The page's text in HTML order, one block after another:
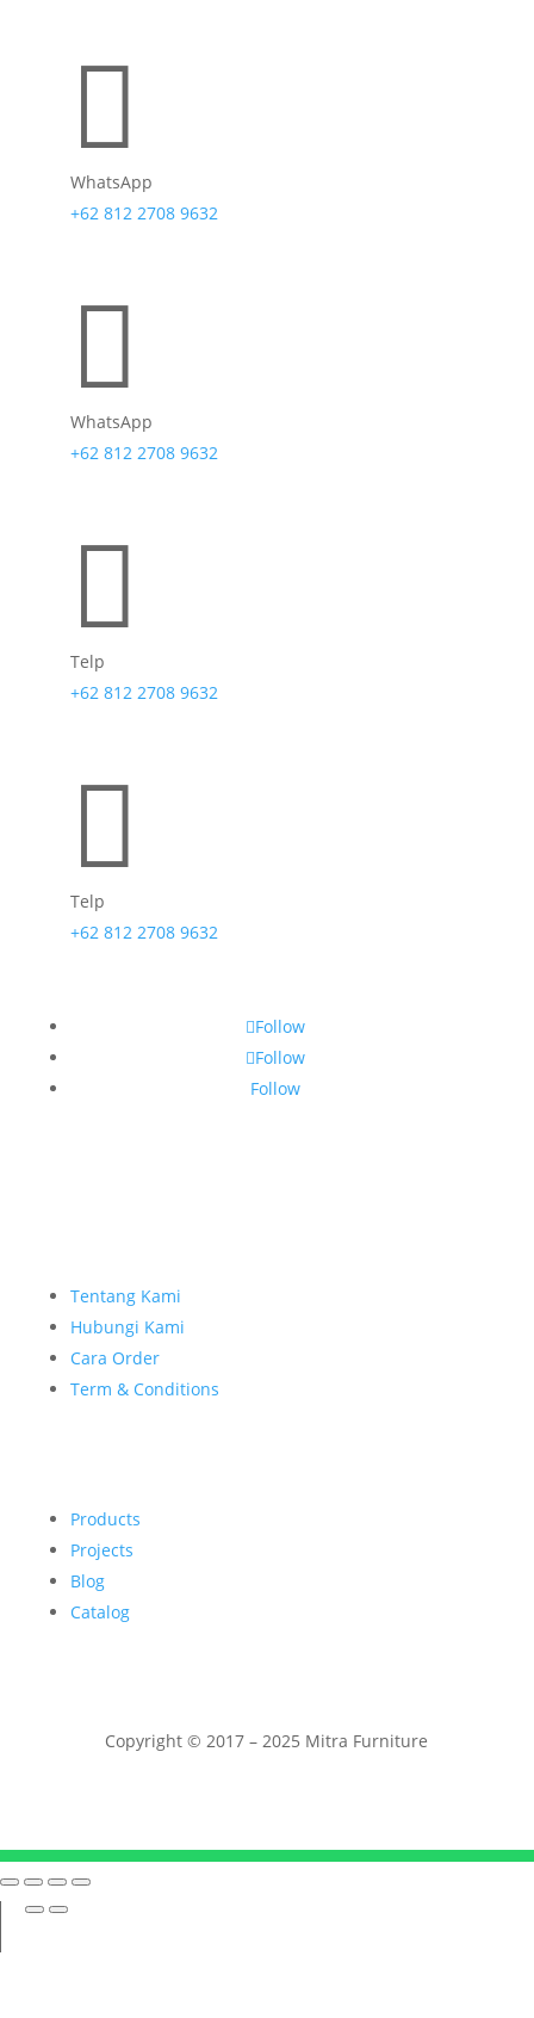

WhatsApp
+62 812 2708 9632

WhatsApp
+62 812 2708 9632

Telp
+62 812 2708 9632

Telp
+62 812 2708 9632
Follow
Follow
Follow
Tentang Kami
Hubungi Kami
Cara Order
Term & Conditions
Products
Projects
Blog
Catalog
Copyright © 2017 – 2025 Mitra Furniture
Telepon